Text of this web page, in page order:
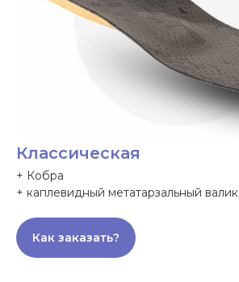
Классическая
+ Кобра
+ каплевидный метатарзальный валик
Как заказать?